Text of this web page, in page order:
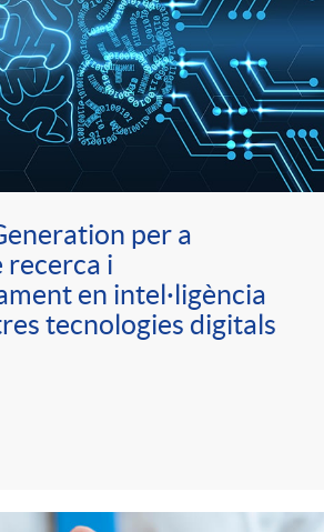
per a
recerca i
en intel·ligència
tecnologies digitals